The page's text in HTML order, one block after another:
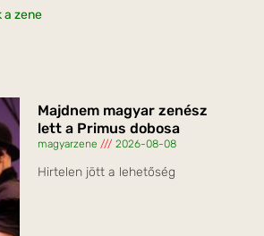
a zene
Majdnem magyar zenész
lett a Primus dobosa
magyarzene 2026-08-08
Hirtelen jött a lehetőség